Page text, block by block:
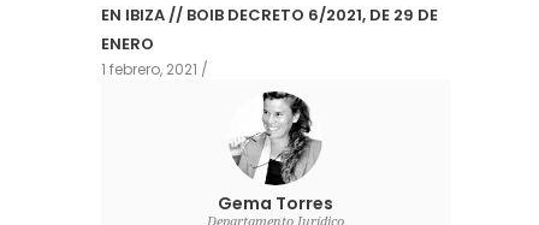
EN IBIZA // BOIB DECRETO 6/2021, DE 29 DE
ENERO
1 febrero, 2021
Gema Torres